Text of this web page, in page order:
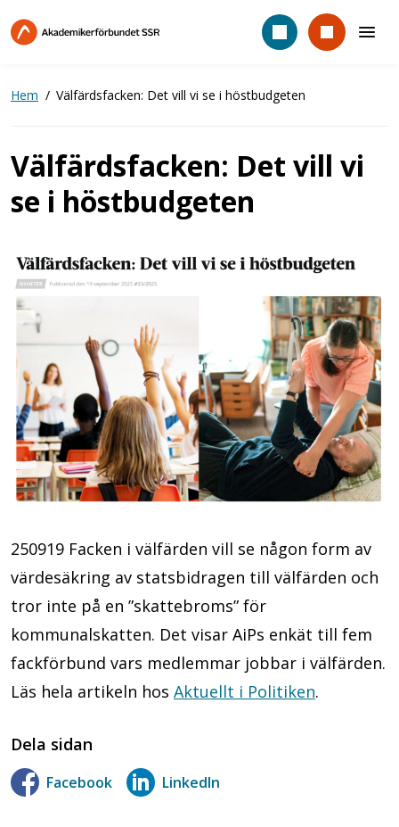
till
Hem Välfärdsfacken: Det vill vi se i höstbudgeten
Välfärdsfacken: Det vill vi
se i höstbudgeten
250919 Facken i välfärden vill se någon form av
värdesäkring av statsbidragen till välfärden och
tror inte på en ”skattebroms” för
kommunalskatten. Det visar AiPs enkät till fem
fackförbund vars medlemmar jobbar i välfärden.
Läs hela artikeln hos Aktuellt i Politiken.
Dela sidan
Facebook LinkedIn